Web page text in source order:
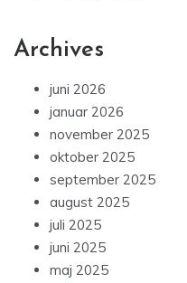
Archives
juni 2026
januar 2026
november 2025
oktober 2025
september 2025
august 2025
juli 2025
juni 2025
maj 2025